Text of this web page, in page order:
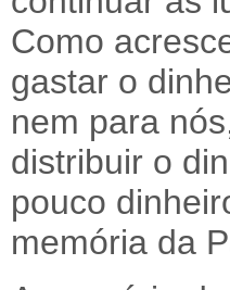
Como
gastar o
nem para
distribuir o
pouco
memória da